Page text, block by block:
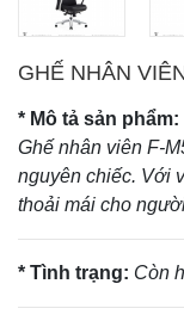
GHẾ NHÂN
* Mô tả sản phẩm:
Ghế nhân viên F-
nguyên chiếc. Với
thoải mái cho
* Tình trạng: Còn